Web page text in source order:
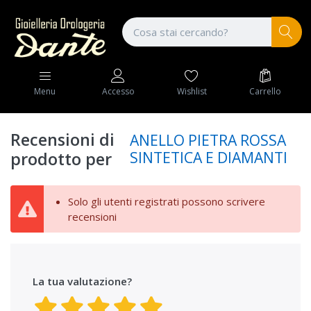
Menu Accesso Wishlist Carrello
Recensioni di
prodotto per
ANELLO PIETRA ROSSA
SINTETICA E DIAMANTI
Solo gli utenti registrati possono scrivere
recensioni
La tua valutazione?